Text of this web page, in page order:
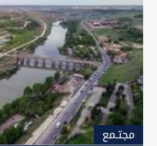
مجتـمع